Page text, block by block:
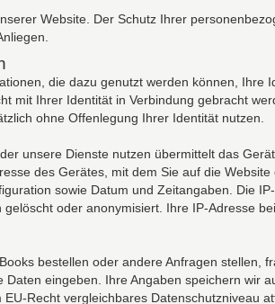
Website. Der Schutz Ihrer
die dazu genutzt werden können,
mit Ihrer Identität in Verbindung gebracht
ohne Offenlegung Ihrer Identität nutzen.
unsere Dienste nutzen übermittelt das
des Gerätes, mit dem Sie auf die
sowie Datum und Zeitangaben. Die
oder anonymisiert. Ihre IP-Adresse
bestellen oder andere Anfragen
eingeben. Ihre Angaben speichern wir
Recht vergleichbares Datenschutzniveau